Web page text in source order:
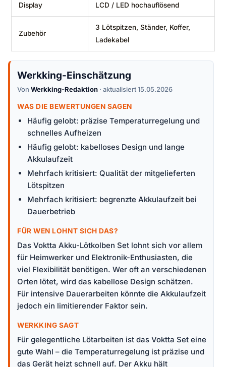
Display LCD / LED hochauflösend
Zubehör
3 Lötspitzen, Ständer, Koffer,
Ladekabel
Werkking-Einschätzung
Von Werkking-Redaktion · aktualisiert 15.05.2026
WAS DIE BEWERTUNGEN SAGEN
Häufig gelobt: präzise Temperaturregelung und
schnelles Aufheizen
Häufig gelobt: kabelloses Design und lange
Akkulaufzeit
Mehrfach kritisiert: Qualität der mitgelieferten
Lötspitzen
Mehrfach kritisiert: begrenzte Akkulaufzeit bei
Dauerbetrieb
FÜR WEN LOHNT SICH DAS?
Das Voktta Akku-Lötkolben Set lohnt sich vor allem
für Heimwerker und Elektronik-Enthusiasten, die
viel Flexibilität benötigen. Wer oft an verschiedenen
Orten lötet, wird das kabellose Design schätzen.
Für intensive Dauerarbeiten könnte die Akkulaufzeit
jedoch ein limitierender Faktor sein.
WERKKING SAGT
Für gelegentliche Lötarbeiten ist das Voktta Set eine
gute Wahl – die Temperaturregelung ist präzise und
das Gerät heizt schnell auf. Der Akku hält